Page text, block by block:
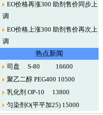
EO价格再涨300 助剂售价同步上
调
EO价格上涨300 助剂售价再次上
调
热点新闻
司盘 S-80 16600
聚乙二醇 PEG400 10500
乳化剂 OP-10 13800
匀染剂O(平平加25) 15000